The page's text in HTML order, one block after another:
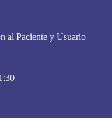
al Paciente y Usuario